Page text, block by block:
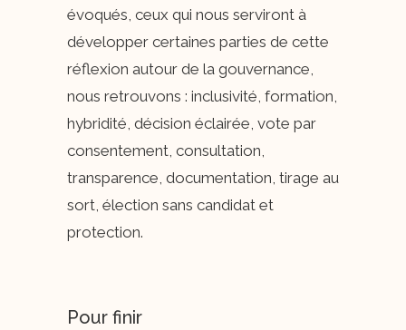
évoqués, ceux qui nous serviront à
développer certaines parties de cette
réflexion autour de la gouvernance,
nous retrouvons : inclusivité, formation,
hybridité, décision éclairée, vote par
consentement, consultation,
transparence, documentation, tirage au
sort, élection sans candidat et
protection.
Pour finir